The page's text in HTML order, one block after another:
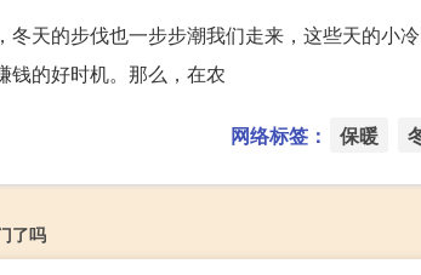
冬天的步伐也一步步潮我们走来，这些天的小
钱的好时机。那么，在农
网络标签： 保暖
了吗